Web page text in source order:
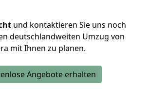
und kontaktieren Sie uns noch
deutschlandweiten Umzug von
mit Ihnen zu planen.
Angebote erhalten